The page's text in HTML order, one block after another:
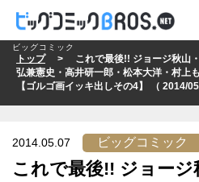
トップ> これで最後!! ジョージ秋山・
弘兼憲史・高井研一郎・松本大洋・村上
【ゴルゴ画イッキ出しその4】 （ 2014/
ビッグコミック
2014.05.07
これで最後!! ジョージ
ビッグコミック